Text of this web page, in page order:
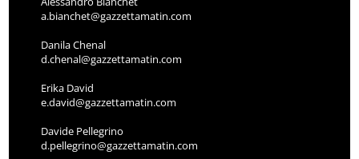
a.bianchet@gazzettamatin.com
Danila Chenal
d.chenal@gazzettamatin.com
Erika David
e.david@gazzettamatin.com
Davide Pellegrino
d.pellegrino@gazzettamatin.com